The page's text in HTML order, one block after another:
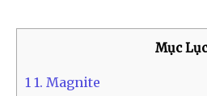
Mục Lục
1 1. Magnite